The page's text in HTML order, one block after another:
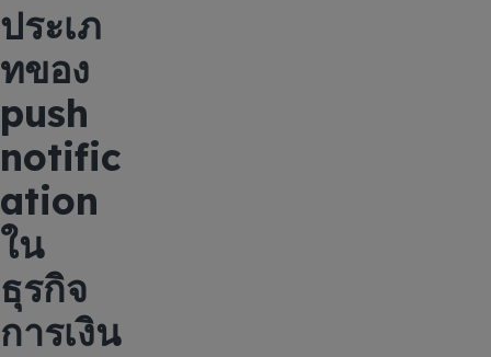
ประเภ
ทของ
push
notific
ation
ใน
ธุรกิจ
การเงิน